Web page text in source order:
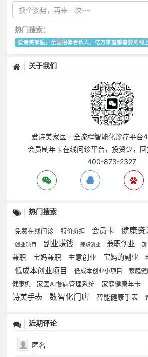
热门搜索：
爱诗美家医，全国招募合伙人。亿万家庭都需要的线
关于我们
爱诗美家医 - 全流程智能化诊疗平
会员制年卡在线问诊平台，投资少，
400-873-2327
热门搜索
免费在线问诊 特价折扣 会员卡 健康资
创业项目 副业赚钱 兼职创业 兼职创业
兼职
宝妈兼职 生意创业 宝妈的副业
低成本创业项目 低成本创业小项目 家庭
健康机
家医AI慢病管理系统 家庭健康年卡
诗美手表
数智化门店 智能健康手表
近期评论
匿名